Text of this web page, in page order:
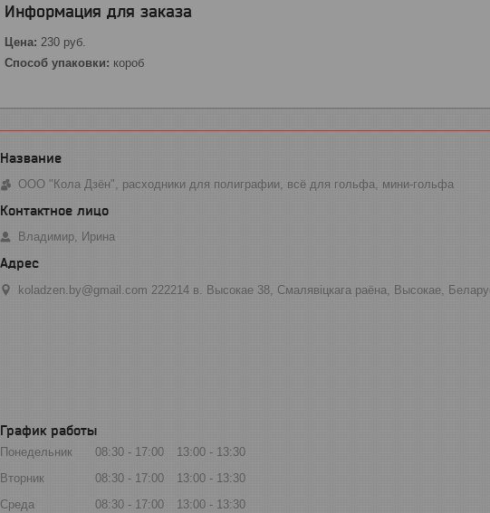
Информация для заказа
Цена: 230 руб.
Способ упаковки: короб
ООО "Кола Дзён", расходники для полиграфии, всё для гольфа, мини-гольфа
Владимир, Ирина
koladzen.by@gmail.com 222214 в. Высокае 38, Смалявіцкага раёна, Высокае,
График работы
Понедельник 08:30 17:00 13:00
13:30
Вторник
08:30 17:00 13:00
13:30
Среда
08:30 17:00 13:00
13:30